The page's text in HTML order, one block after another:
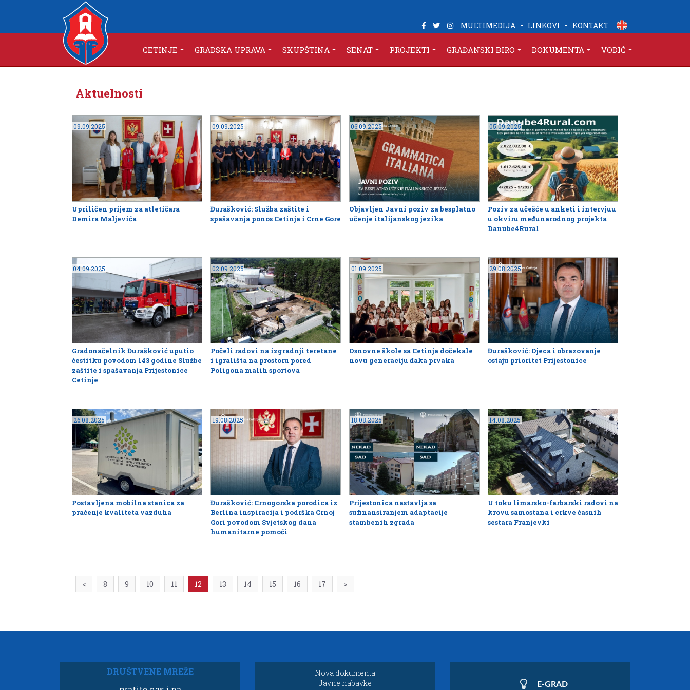
MULTIMEDIJA - LINKOVI - KONTAKT
CETINJE GRADSKA UPRAVA SKUPŠTINA SENAT PROJEKTI GRAĐANSKI BIRO DOKUMENTA VODIČ
Aktuelnosti
09.09.2025
Upriličen prijem za atletičara
Demira Maljevića
09.09.2025
Đurašković: Služba zaštite i
spašavanja ponos Cetinja i Crne Gore
06.09.2025
Objavljen Javni poziv za besplatno
učenje italijanskog jezika
05.09.2025
Poziv za učešće u anketi i intervjuu
u okviru međunarodnog projekta
Danube4Rural
04.09.2025
Gradonačelnik Đurašković uputio
čestitku povodom 143 godine Službe
zaštite i spašavanja Prijestonice
Cetinje
02.09.2025
Počeli radovi na izgradnji teretane
i igrališta na prostoru pored
Poligona malih sportova
01.09.2025
Osnovne škole sa Cetinja dočekale
novu generaciju đaka prvaka
29.08.2025
Đurašković: Djeca i obrazovanje
ostaju prioritet Prijestonice
26.08.2025
Postavljena mobilna stanica za
praćenje kvaliteta vazduha
19.08.2025
Đurašković: Crnogorska porodica iz
Berlina inspiracija i podrška Crnoj
Gori povodom Svjetskog dana
humanitarne pomoći
18.08.2025
Prijestonica nastavlja sa
sufinansiranjem adaptacije
stambenih zgrada
14.08.2025
U toku limarsko-farbarski radovi na
krovu samostana i crkve časnih
sestara Franjevki
< 8 9 10 11 12 13 14 15 16 17 >
DRUŠTVENE MREŽE
Nova dokumenta
Javne nabavke
E-GRAD